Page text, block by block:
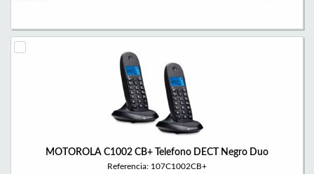
MOTOROLA C1002 CB+ Telefono DECT Negro Duo
Referencia: 107C1002CB+